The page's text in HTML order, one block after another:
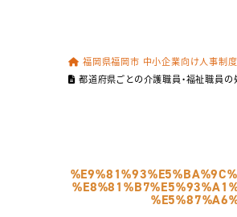
福岡県福岡市 中小企業向け人事制度
都道府県ごとの介護職員・福祉職員